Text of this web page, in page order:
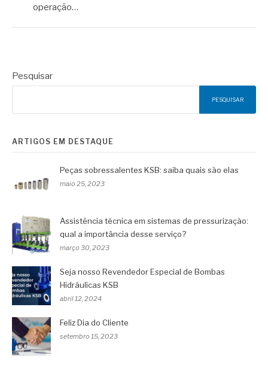
operação…
Pesquisar
PESQUISAR
ARTIGOS EM DESTAQUE
Peças sobressalentes KSB: saiba quais são elas
maio 25, 2023
Assistência técnica em sistemas de pressurização:
qual a importância desse serviço?
março 30, 2023
Seja nosso Revendedor Especial de Bombas
Hidráulicas KSB
abril 12, 2024
Feliz Dia do Cliente
setembro 15, 2023